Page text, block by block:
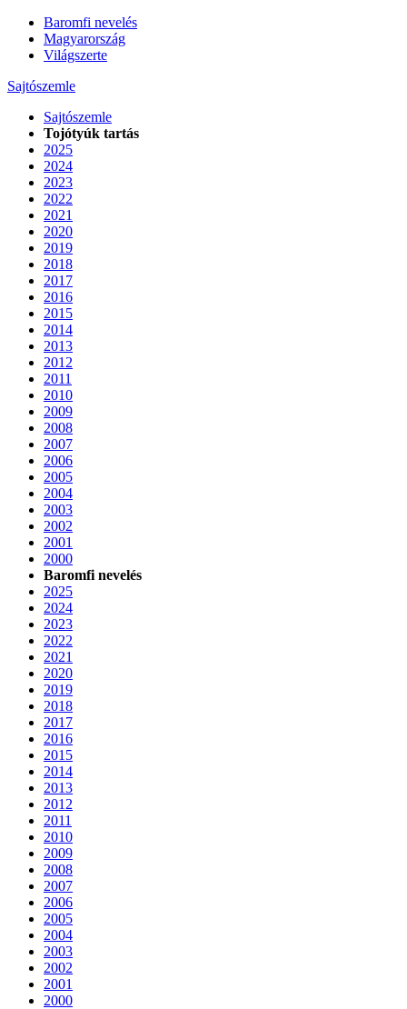
Baromfi nevelés
Magyarország
Világszerte
Sajtószemle
Sajtószemle
Tojótyúk tartás
2025
2024
2023
2022
2021
2020
2019
2018
2017
2016
2015
2014
2013
2012
2011
2010
2009
2008
2007
2006
2005
2004
2003
2002
2001
2000
Baromfi nevelés
2025
2024
2023
2022
2021
2020
2019
2018
2017
2016
2015
2014
2013
2012
2011
2010
2009
2008
2007
2006
2005
2004
2003
2002
2001
2000